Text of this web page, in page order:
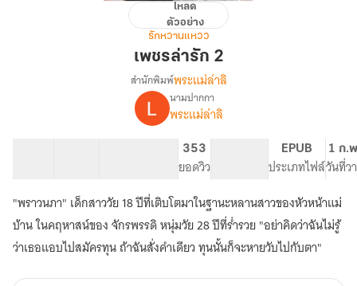
โหลด
ตัวอย่าง
รักหวานแหวว
เพชรล่ารัก 2
เรื่อง
เพชร
ล่า
รัก
สำนักพิมพ์พระแม่ล่าลิ
นามปากกา
พระแม่ล่าลิ
353
ยอดวิว
EPUB
ประเภทไฟล์
1 ก.
วันที่ว
"พราวนภา" เด็กสาววัย 18 ปีที่เติบโตมาในฐานะหลานสาวของหัวหน้าแม่
บ้าน ในคฤหาสน์ของ จักรพรรดิ หนุ่มวัย 28 ปีที่ร่ำรวย "อย่าคิดว่าฉันไม่รู้
ว่าเธอแอบไปสมัครทุน ถ้าฉันสั่งคำเดียว ทุนนั้นก็จะหายวับไปกับตา"